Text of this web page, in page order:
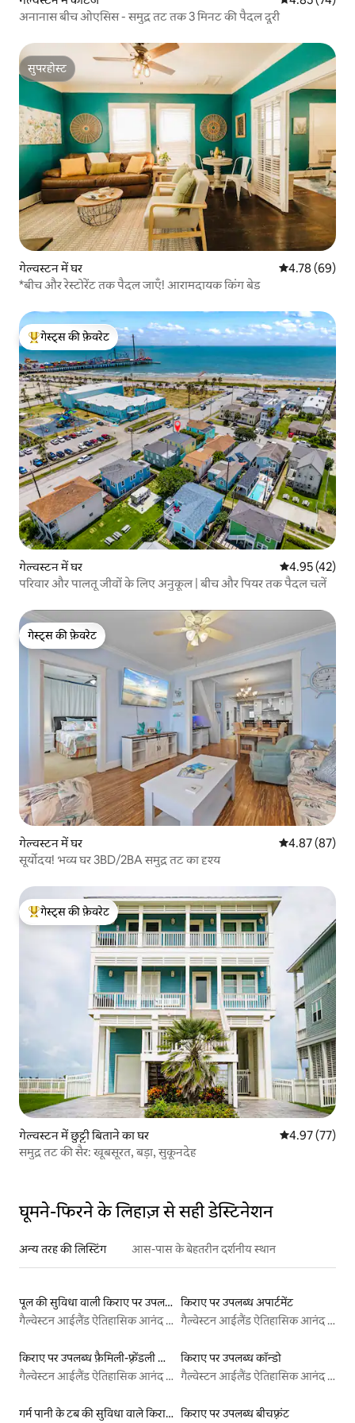
अनानास बीच ओएसिस - समुद्र तट तक 3 मिनट की पैदल दूरी
सुपरहोस्ट
सुपरहोस्ट
गेल्वस्टन में घर औसत रेटिंग 5 में
4.78 (69)
*बीच और रेस्टोरेंट तक पैदल जाएँ! आरामदायक किंग बेड
गेस्ट्स का टॉप फ़ेवरेट
गेस्ट्स की फ़ेवरेट
गेल्वस्टन में घर औसत रेटिंग 5 में
4.95 (42)
परिवार और पालतू जीवों के लिए अनुकूल | बीच और पियर तक पैदल चलें
गेस्ट्स की फ़ेवरेट
गेस्ट्स की फ़ेवरेट
गेल्वस्टन में घर औसत रेटिंग 5 में
4.87 (87)
सूर्योदय! भव्य घर 3BD/2BA समुद्र तट का दृश्य
गेस्ट्स का टॉप फ़ेवरेट
गेस्ट्स की फ़ेवरेट
गेल्वस्टन में छुट्टी बिताने का घर औसत रेटिंग 5 में
4.97 (77)
समुद्र तट की सैर: खूबसूरत, बड़ा, सुकूनदेह
घूमने-फिरने के लिहाज़ से सही डेस्टिनेशन
अन्य तरह की लिस्टिंग आस-पास के बेहतरीन दर्शनीय स्थान
पूल की सुविधा वाली किराए पर उपलब्ध लिस्टिंग
गैल्वेस्टन आईलैंड ऐतिहासिक आनंद पियर
किराए पर उपलब्ध अपार्टमेंट
गैल्वेस्टन आईलैंड ऐतिहासिक आनंद पियर
किराए पर उपलब्ध फ़ैमिली-फ़्रेंडली लिस्टिंग
गैल्वेस्टन आईलैंड ऐतिहासिक आनंद पियर
किराए पर उपलब्ध कॉन्डो
गैल्वेस्टन आईलैंड ऐतिहासिक आनंद पियर
गर्म पानी के टब की सुविधा वाले किराये पर उपलब्ध यर्ट टेंट किराए पर उपलब्ध बीचफ़्रंट